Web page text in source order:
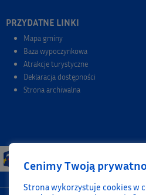
PRZYDATNE LINKI
Mapa gminy
Baza wypoczynkowa
Atrakcje turystyczne
Deklaracja dostępności
Strona archiwalna
Cenimy Twoją
Strona wykorzystuje cookies w